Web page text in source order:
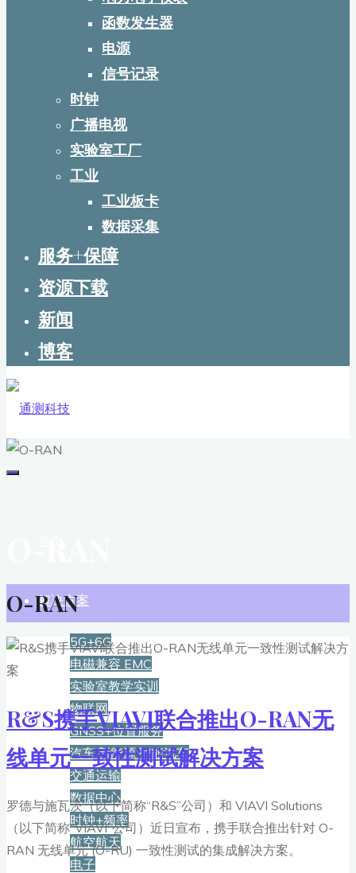
函数发生器
电源
信号记录
时钟
广播电视
实验室工厂
工业
工业板卡
数据采集
服务+保障
资源下载
新闻
博客
解决方案
5G+6G
电磁兼容 EMC
实验室教学实训
物联网
GNSS+位置服务
汽车·新能源·智能汽车
交通运输
数据中心
时钟+频率
航空航天
电子
O-RAN
R&S携手VIAVI联合推出O-RAN无
线单元一致性测试解决方案
罗德与施瓦茨（以下简称“R&S”公司）和 VIAVI Solutions
（以下简称“VIAVI”公司）近日宣布，携手联合推出针对 O-
RAN 无线单元 (O-RU) 一致性测试的集成解决方案。